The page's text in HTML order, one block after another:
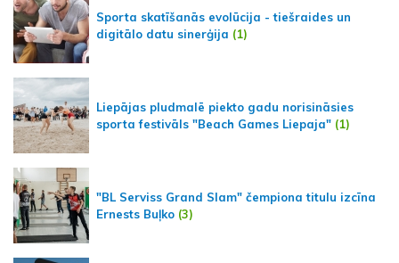
Sporta skatīšanās evolūcija - tiešraides un
digitālo datu sinerģija (1)
Liepājas pludmalē piekto gadu norisināsies
sporta festivāls "Beach Games Liepaja" (1)
"BL Serviss Grand Slam" čempiona titulu izcīna
Ernests Buļko (3)